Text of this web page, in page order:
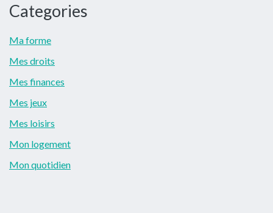
Categories
Ma forme
Mes droits
Mes finances
Mes jeux
Mes loisirs
Mon logement
Mon quotidien